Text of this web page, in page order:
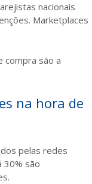
nacionais
Marketplaces
compra são a
na hora de
pelas redes
30% são